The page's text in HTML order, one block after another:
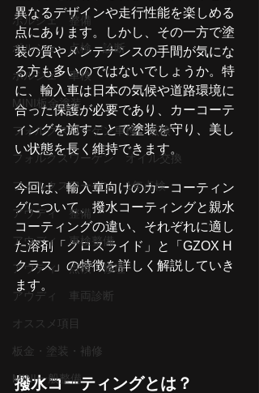
ポルシェ 整備
ポルシェ 点検 診断
ポルシェ 車検
MINI板金塗装
フォルクスワーゲン車検 点検
フォルクスワーゲン オイル交換
フォルクスワーゲン 1年点検
アウディ 整備
アウディ 車検整備
アウディ 点検・修理
アウディ 車両診断
オススメ項目
板金・塗装・補修
MINI一般整備
異なるデザインや走行性能を楽しめる
点にあります。しかし、その一方で塗
装の質やメンテナンスの手間が気にな
る方も多いのではないでしょうか。特
に、輸入車は日本の気候や道路環境に
合った保護が必要であり、カーコーテ
ィングを施すことで塗装を守り、美し
い状態を長く維持できます。
今回は、輸入車向けのカーコーティン
グについて、撥水コーティングと親水
コーティングの違い、それぞれに適し
た溶剤「グロスライド」と「GZOX H
クラス」の特徴を詳しく解説していき
ます。
撥水コーティングとは？